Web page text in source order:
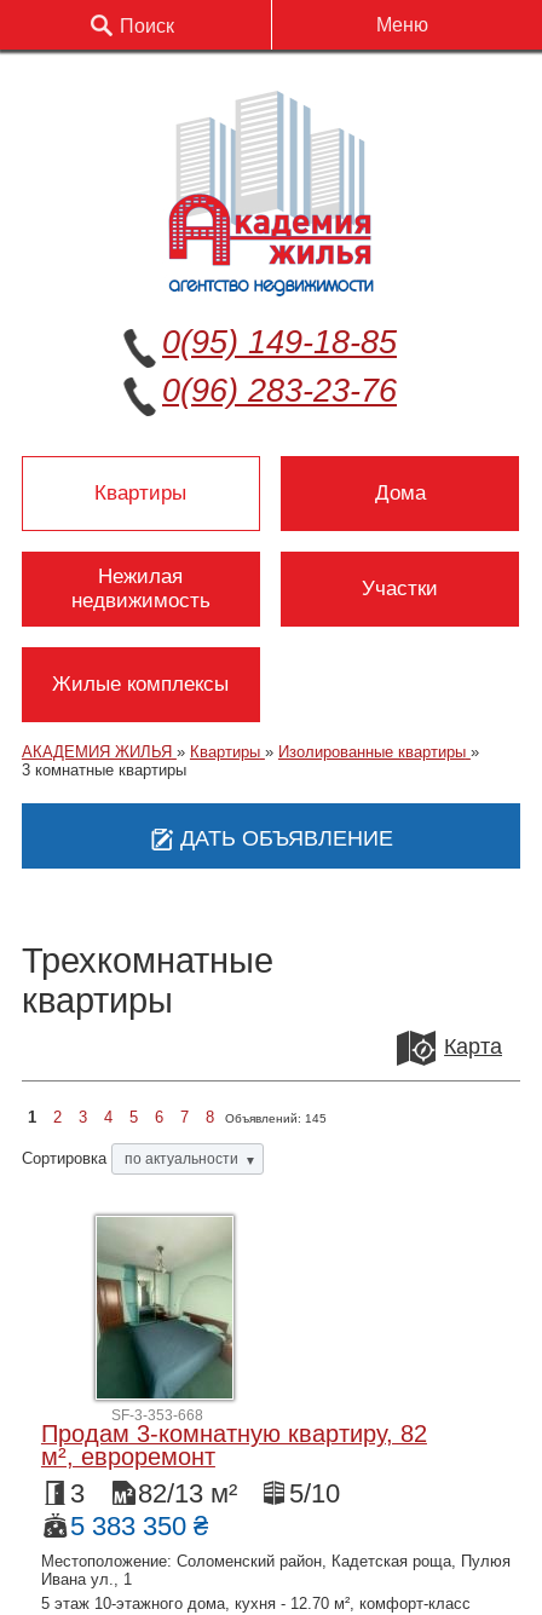
Поиск Меню
0(95) 149-18-85
0(96) 283-23-76
Квартиры Дома
Нежилая
недвижимость
Участки
Жилые комплексы
АКАДЕМИЯ ЖИЛЬЯ » Квартиры » Изолированные квартиры »
3 комнатные квартиры
ДАТЬ ОБЪЯВЛЕНИЕ
Трехкомнатные
квартиры
Карта
Сортировка по актуальности ▼
1 2 3 4 5 6 7 8 Объявлений: 145
SF-3-353-668
Продам 3-комнатную квартиру, 82
м², евроремонт
3 82/13 м²
5/10
5 383 350 ₴
Местоположение: Соломенский район, Кадетская роща, Пулюя
Ивана ул., 1
5 этаж 10-этажного дома, кухня - 12.70 м², комфорт-класс